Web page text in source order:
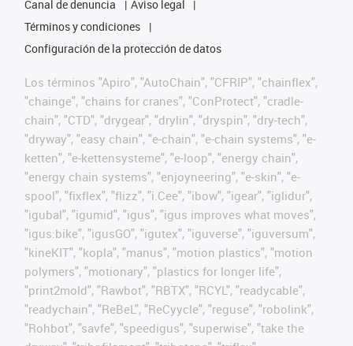
Canal de denuncia
Aviso legal
Términos y condiciones
Configuración de la protección de datos
Los términos "Apiro", "AutoChain", "CFRIP", "chainflex",
"chainge", "chains for cranes", "ConProtect", "cradle-
chain", "CTD", "drygear", "drylin", "dryspin", "dry-tech",
"dryway", "easy chain", "e-chain", "e-chain systems", "e-
ketten", "e-kettensysteme", "e-loop", "energy chain",
"energy chain systems", "enjoyneering", "e-skin", "e-
spool", "fixflex", "flizz", "i.Cee", "ibow", "igear", "iglidur",
"igubal", "igumid", "igus", "igus improves what moves",
"igus:bike", "igusGO", "igutex", "iguverse", "iguversum",
"kineKIT", "kopla", "manus", "motion plastics", "motion
polymers", "motionary", "plastics for longer life",
"print2mold", "Rawbot", "RBTX", "RCYL", "readycable",
"readychain", "ReBeL", "ReCyycle", "reguse", "robolink",
"Rohbot", "savfe", "speedigus", "superwise", "take the